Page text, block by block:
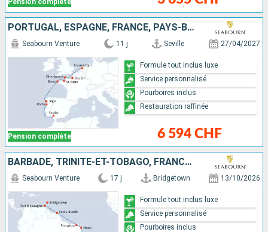
Pension complète
PORTUGAL, ESPAGNE, FRANCE, PAYS-BAS
Pension complète
Seabourn Venture 11 j Seville 27/04/2027
6 594 CHF
Formule tout inclus luxe
Service personnalisé
Pourboires inclus
Restauration raffinée
BARBADE, TRINITÉ-ET-TOBAGO, FRANCE, BRÉSIL
Seabourn Venture 17 j Bridgetown 13/10/2026
Formule tout inclus luxe
Service personnalisé
Pourboires inclus